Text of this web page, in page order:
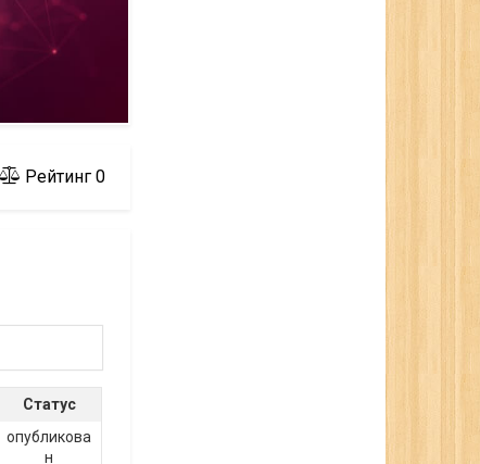
Рейтинг 0
Статус
опубликова
н